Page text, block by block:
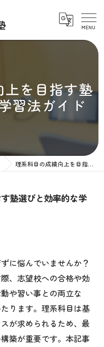
上を目指す塾
習法ガイド
理系科目の成績向上を目指す塾選びと効率的な学習法ガイド
塾選びと効率的な学
に悩んでいませんか？
、志望校への合格や効
や習い事との両立な
ります。理系科目は基
が求められるため、最
築が重要です。本記事